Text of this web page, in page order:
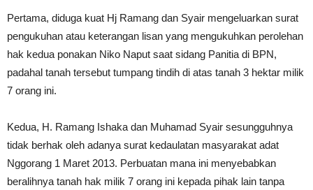
Pertama, diduga kuat Hj Ramang dan Syair mengeluarkan surat
pengukuhan atau keterangan lisan yang mengukuhkan perolehan
hak kedua ponakan Niko Naput saat sidang Panitia di BPN,
padahal tanah tersebut tumpang tindih di atas tanah 3 hektar milik
7 orang ini.
Kedua, H. Ramang Ishaka dan Muhamad Syair sesungguhnya
tidak berhak oleh adanya surat kedaulatan masyarakat adat
Nggorang 1 Maret 2013. Perbuatan mana ini menyebabkan
beralihnya tanah hak milik 7 orang ini kepada pihak lain tanpa